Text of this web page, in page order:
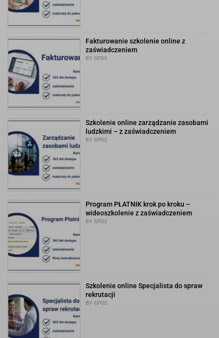
Fakturowanie szkolenie online z
zaświadczeniem
BY SPD2
Szkolenie online zarządzanie zasobami
ludzkimi – z zaświadczeniem
BY SPD2
Program PŁATNIK krok po kroku –
wideoszkolenie z zaświadczeniem
BY SPD2
Szkolenie online Specjalista do spraw
rekrutacji
BY SPD2